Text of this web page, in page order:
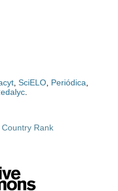
SciELO Periódica
.